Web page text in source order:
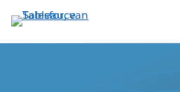
Verder
naar
hoofdinhoud